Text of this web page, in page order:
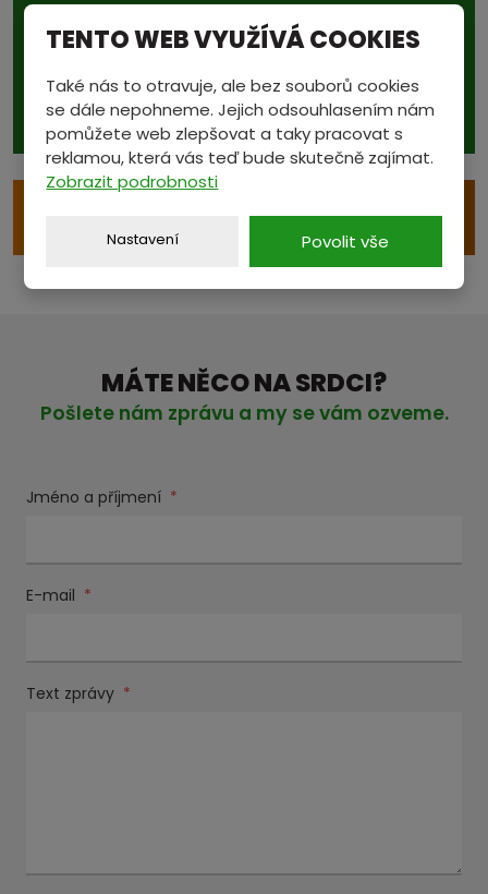
Podívejte se také na...
aktuální ceny v sekci
CENÍK
VÝKUP S ODVOZEM
MÁTE NĚCO NA SRDCI?
Pošlete nám zprávu a my se vám ozveme.
Jméno a příjmení *
E-mail *
Text zprávy *
TENTO WEB VYUŽÍVÁ COOKIES
Také nás to otravuje, ale bez souborů cookies
se dále nepohneme. Jejich odsouhlasením nám
pomůžete web zlepšovat a taky pracovat s
reklamou, která vás teď bude skutečně zajímat.
Zobrazit podrobnosti
Nastavení Povolit vše